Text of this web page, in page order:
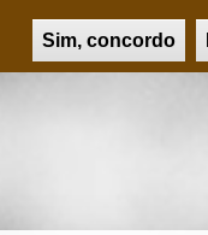
Sim, concordo
EDUCAÇÃO PSICOLOGIA